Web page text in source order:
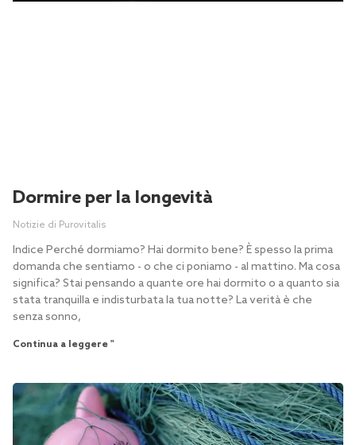
Dormire per la longevità
Notizie di Purovitalis
Indice Perché dormiamo? Hai dormito bene? È spesso la prima
domanda che sentiamo - o che ci poniamo - al mattino. Ma cosa
significa? Stai pensando a quante ore hai dormito o a quanto sia
stata tranquilla e indisturbata la tua notte? La verità è che
senza sonno,
Continua a leggere "